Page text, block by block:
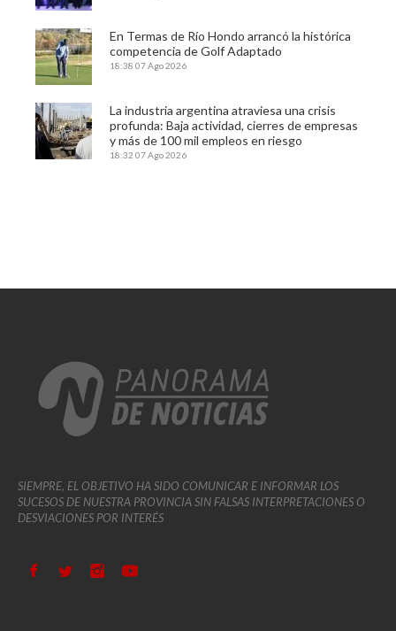
En Termas de Río Hondo arrancó la histórica
competencia de Golf Adaptado
18:38 07 Ago 2026
La industria argentina atraviesa una crisis
profunda: Baja actividad, cierres de empresas
y más de 100 mil empleos en riesgo
18:32 07 Ago 2026
SIEMPRE, EL OBJETIVO HA SIDO COMUNICAR E INFORMAR LOS
SUCESOS DE NUESTRA PROVINCIA SIN FALSAS INTERPRETACIONES O
DESVIACIONES POR INTERÉS